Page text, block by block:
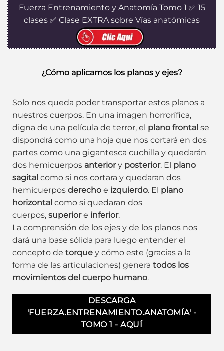
Fuerza Entrenamiento y Anatomía Tomo 1 ✅ 15
clases ✅ Clase EXTRA sobre Vías anatómicas
¿Cómo aplicamos los planos y ejes?
Solo nos queda poder transportar estos planos a
nuestros cuerpos. En una imagen horrorífica,
digna de una película de terror, el plano frontal se
dispondrá como una hoja que nos cortará en dos
partes como una gigantesca cuchilla y quedarán
dos hemicuerpos anteriory posterior. El plano
sagital como si nos cortara y quedaran dos
hemicuerpos derecho e izquierdo. El plano
horizontal como si quedaran dos
cuerpos, superiore inferior.
La comprensión de los ejes y de los planos nos
dará una base sólida para luego entender el
concepto de torque y cómo este (gracias a la
forma de las articulaciones) genera todos los
movimientos del cuerpo humano.
DESCARGA
'FUERZA.ENTRENAMIENTO.ANATOMÍA' -
TOMO 1 - AQUÍ